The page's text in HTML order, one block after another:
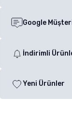
Google
İndirimli
Yeni Ürünler